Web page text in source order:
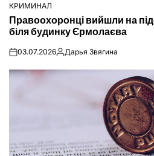
ОПУБЛІКУВАТИ
КРИМИНАЛ
Правоохоронці вийшли на
біля будинку Єрмолаєва
on03.07.2026Опубліковано
Дарья Звягина